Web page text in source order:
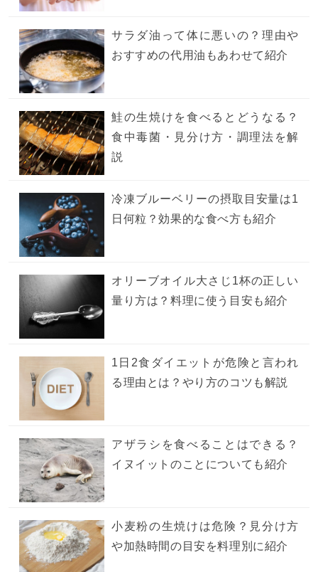
サラダ油って体に悪いの？理由や
おすすめの代用油もあわせて紹介
鮭の生焼けを食べるとどうなる？
食中毒菌・見分け方・調理法を解
説
冷凍ブルーベリーの摂取目安量は1
日何粒？効果的な食べ方も紹介
オリーブオイル大さじ1杯の正しい
量り方は？料理に使う目安も紹介
1日2食ダイエットが危険と言われ
る理由とは？やり方のコツも解説
アザラシを食べることはできる？
イヌイットのことについても紹介
小麦粉の生焼けは危険？見分け方
や加熱時間の目安を料理別に紹介